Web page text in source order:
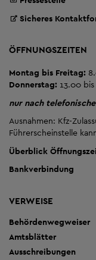
Sicheres
ÖFFNUNGSZEITEN
Montag bis Freitag:
Donnerstag: 13.00
nur nach
Ausnahmen: Kfz-
Führerscheinstelle
Überblick
Bankverbindung
VERWEISE
Behördenwegweiser
Amtsblätter
Ausschreibungen